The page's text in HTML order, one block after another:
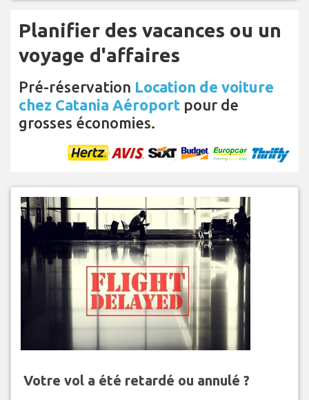
Planifier des vacances ou un
voyage d'affaires
Pré-réservation Location de voiture
chez Catania Aéroport pour de
grosses économies.
Votre vol a été retardé ou annulé ?